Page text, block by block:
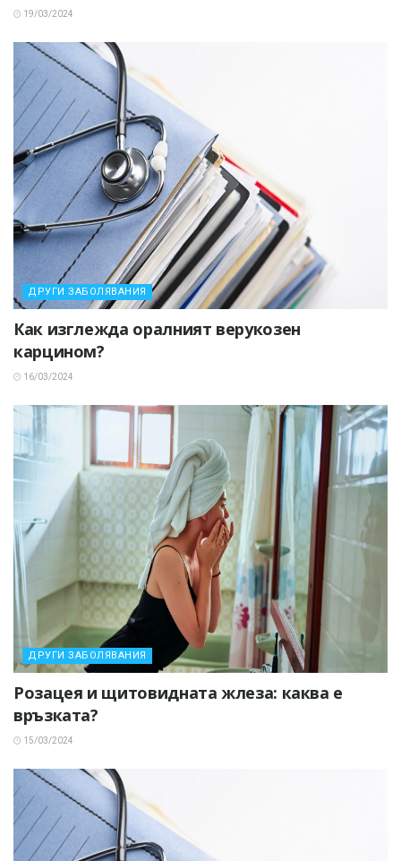
19/03/2024
ДРУГИ ЗАБОЛЯВАНИЯ
Как изглежда оралният верукозен
карцином?
16/03/2024
ДРУГИ ЗАБОЛЯВАНИЯ
Розацея и щитовидната жлеза: каква е
връзката?
15/03/2024